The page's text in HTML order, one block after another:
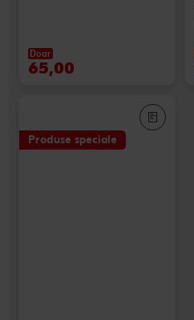
Doar
65,00
Produse speciale